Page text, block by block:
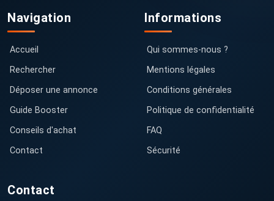
Navigation
Accueil
Rechercher
Déposer une annonce
Guide Booster
Conseils d'achat
Contact
Informations
Qui sommes-nous ?
Mentions légales
Conditions générales
Politique de confidentialité
FAQ
Sécurité
Contact